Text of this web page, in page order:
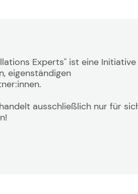
Experts" ist eine Initiative
eigenständigen
ausschließlich nur für